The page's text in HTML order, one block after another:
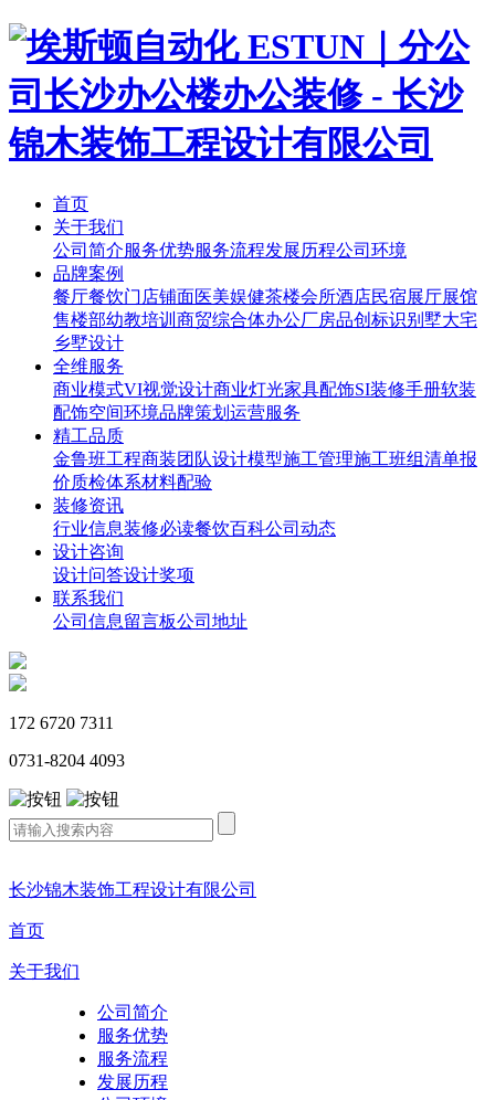
首页
关于我们
公司简介服务优势服务流程发展历程公司环境
品牌案例
餐厅餐饮门店铺面医美娱健茶楼会所酒店民宿展厅展馆
售楼部幼教培训 商贸综合体办公厂房品创标识别墅大宅
乡墅设计
全维服务
商业模式VI视觉设计商业灯光家具配饰SI装修手册软装
配饰空间环境品牌策划 运营服务
精工品质
金鲁班工程商装团队设计模型施工管理施工班组清单报
价质检体系材料配验
装修资讯
行业信息装修必读餐饮百科公司动态
设计咨询
设计问答设计奖项
联系我们
公司信息留言板公司地址
172 6720 7311
0731-8204 4093
长沙锦木装饰工程设计有限公司
首页
关于我们
公司简介
服务优势
服务流程
发展历程